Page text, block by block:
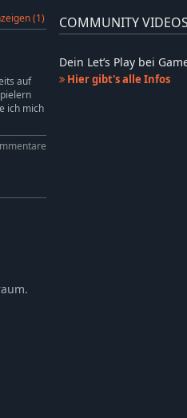
(1)
auf
ich mich
COMMUNITY VIDEOS
Dein Let’s Play bei
Hier gibt's alle Infos